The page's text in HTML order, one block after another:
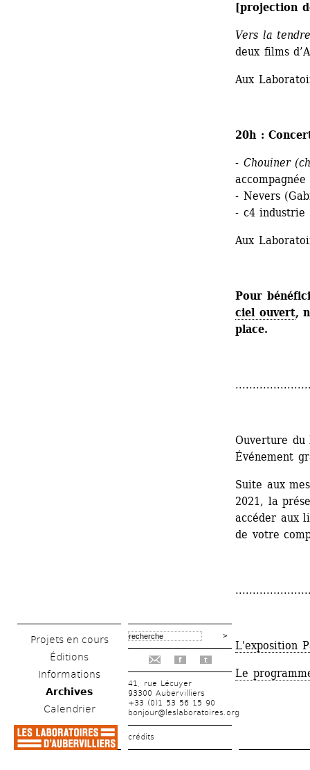
Projets en cours
Éditions
Informations
Archives
Calendrier
f t
41, rue Lécuyer
93300 Aubervilliers
+33 (0)1 53 56 15 90
bonjour@leslaboratoires.org
crédits
[projection
Vers la
deux films
Aux
20h :
- Chouiner
- Nevers
- c4 industrie
Aux
Pour
ciel ouvert,
place.
Ouverture du
Événement
Suite aux
2021, la
accéder aux
de votre
L'exposition
Le